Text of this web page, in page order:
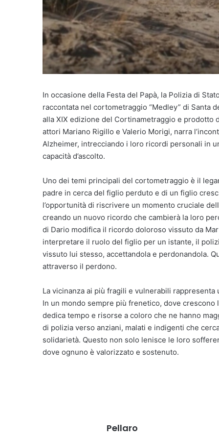
In occasione della Festa del Papà, la Polizia di
raccontata nel cortometraggio “Medley” di Santa
alla XIX edizione del Cortinametraggio e prodotto
attori Mariano Rigillo e Valerio Morigi, narra
Alzheimer, intrecciando i loro ricordi personali in
capacità d’ascolto.
Uno dei temi principali del cortometraggio è il
padre in cerca del figlio perduto e di un figlio
l’opportunità di riscrivere un momento cruciale
creando un nuovo ricordo che cambierà la loro
di Dario modifica il ricordo doloroso vissuto da
interpretare il ruolo del figlio per un istante, il
vissuto lui stesso, accettandola e perdonandola.
attraverso il perdono.
La vicinanza ai più fragili e vulnerabili
In un mondo sempre più frenetico, dove
dedica tempo e risorse a coloro che ne hanno
di polizia verso anziani, malati e indigenti che
solidarietà. Questo non solo lenisce le loro
dove ognuno è valorizzato e sostenuto.
Pellaro